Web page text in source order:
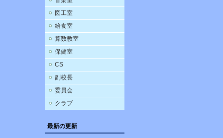
図工室
給食室
算数教室
保健室
CS
副校長
委員会
クラブ
最新の更新